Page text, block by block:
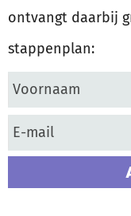
ontvangt daarbij
stappenplan: